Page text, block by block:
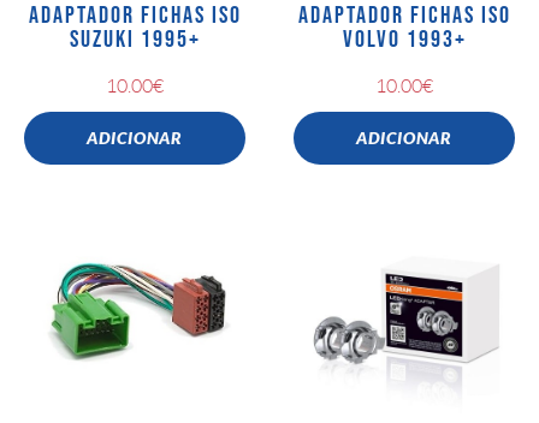
ADAPTADOR FICHAS ISO
SUZUKI 1995+
10.00€
ADICIONAR
ADAPTADOR FICHAS ISO
VOLVO 1993+
10.00€
ADICIONAR